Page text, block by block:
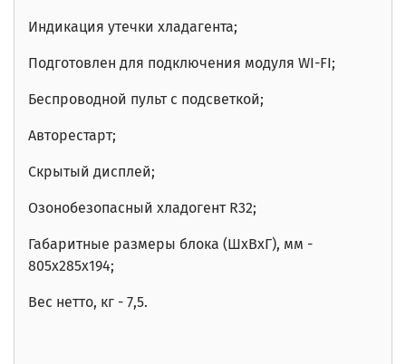
Индикация утечки хладагента;
Подготовлен для подключения модуля WI-FI;
Беспроводной пульт с подсветкой;
Авторестарт;
Скрытый дисплей;
Озонобезопасный хладогент R32;
Габаритные размеры блока (ШхВхГ), мм -
805x285x194;
Вес нетто, кг - 7,5.